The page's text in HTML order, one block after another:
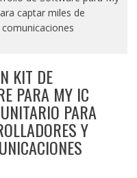
captar miles de
KIT DE
PARA MY IC
PARA
Y